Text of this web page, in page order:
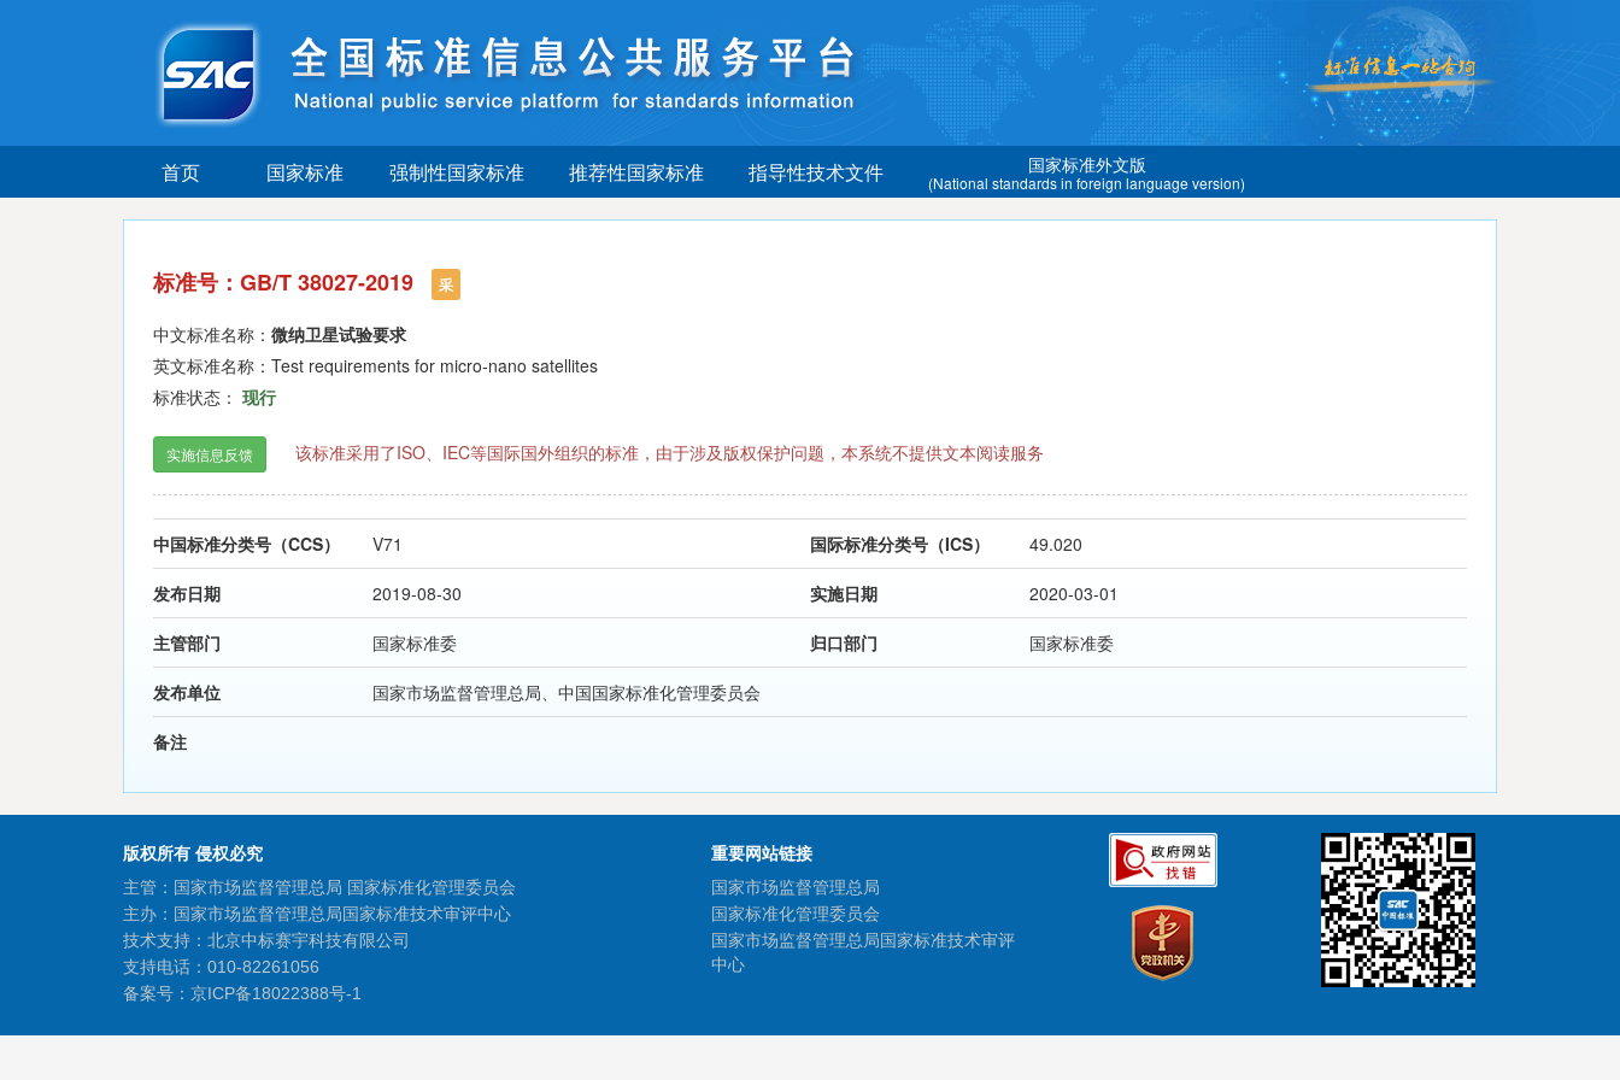
首页 国家标准 强制性国家标准 推荐性国家标准 指导性技术文件 国家标准外文版
(National standards in foreign language version)
标准号：GB/T 38027-2019 采
中文标准名称： 微纳卫星试验要求
英文标准名称：Test requirements for micro-nano satellites
标准状态： 现行
实施信息反馈 该标准采用了ISO、IEC等国际国外组织的标准，由于涉及版权保护问题，本系统不提供文本阅读服务
中国标准分类号（CCS） V71 国际标准分类号（ICS） 49.020
发布日期 2019-08-30 实施日期 2020-03-01
主管部门 国家标准委 归口部门 国家标准委
发布单位 国家市场监督管理总局、中国国家标准化管理委员会
备注
版权所有 侵权必究
主管：国家市场监督管理总局 国家标准化管理委员会
主办：国家市场监督管理总局国家标准技术审评中心
技术支持：北京中标赛宇科技有限公司
支持电话：010-82261056
备案号： 京ICP备18022388号-1
重要网站链接
国家市场监督管理总局
国家标准化管理委员会
国家市场监督管理总局国家标准技术审评
中心